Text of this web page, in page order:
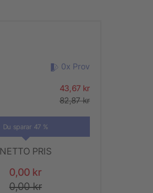
0x Prov
43,67 kr
82,87 kr
Du sparar 47 %
NETTO PRIS
0,00 kr
0,00 kr